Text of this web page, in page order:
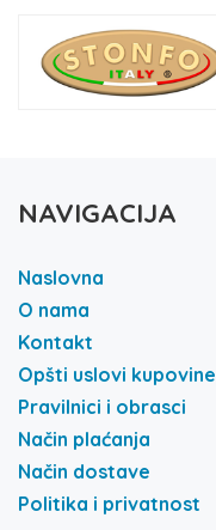
NAVIGACIJA
Naslovna
O nama
Kontakt
Opšti uslovi kupovine
Pravilnici i obrasci
Način plaćanja
Način dostave
Politika i privatnost